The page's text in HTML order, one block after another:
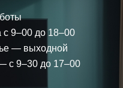
с 9–00 до 18–00
— выходной
с 9–30 до 17–00